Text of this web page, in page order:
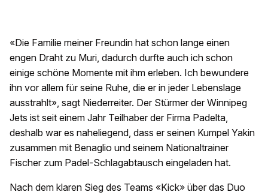
«Die Familie meiner Freundin hat schon lange einen
engen Draht zu Muri, dadurch durfte auch ich schon
einige schöne Momente mit ihm erleben. Ich bewundere
ihn vor allem für seine Ruhe, die er in jeder Lebenslage
ausstrahlt», sagt Niederreiter. Der Stürmer der Winnipeg
Jets ist seit einem Jahr Teilhaber der Firma Padelta,
deshalb war es naheliegend, dass er seinen Kumpel Yakin
zusammen mit Benaglio und seinem Nationaltrainer
Fischer zum Padel-Schlagabtausch eingeladen hat.
Nach dem klaren Sieg des Teams «Kick» über das Duo